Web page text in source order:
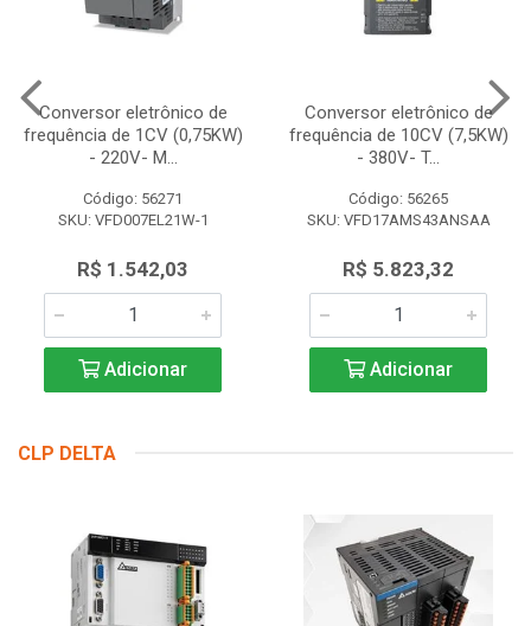
Conversor eletrônico de
frequência de 1CV (0,75KW)
- 220V- M...
Código: 56271
SKU: VFD007EL21W-1
R$ 1.542,03
Adicionar
Conversor eletrônico de
frequência de 10CV (7,5KW)
- 380V- T...
Código: 56265
SKU: VFD17AMS43ANSAA
R$ 5.823,32
Adicionar
CLP DELTA